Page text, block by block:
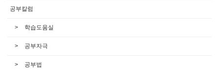
공부칼럼
학습도움실
공부자극
공부법